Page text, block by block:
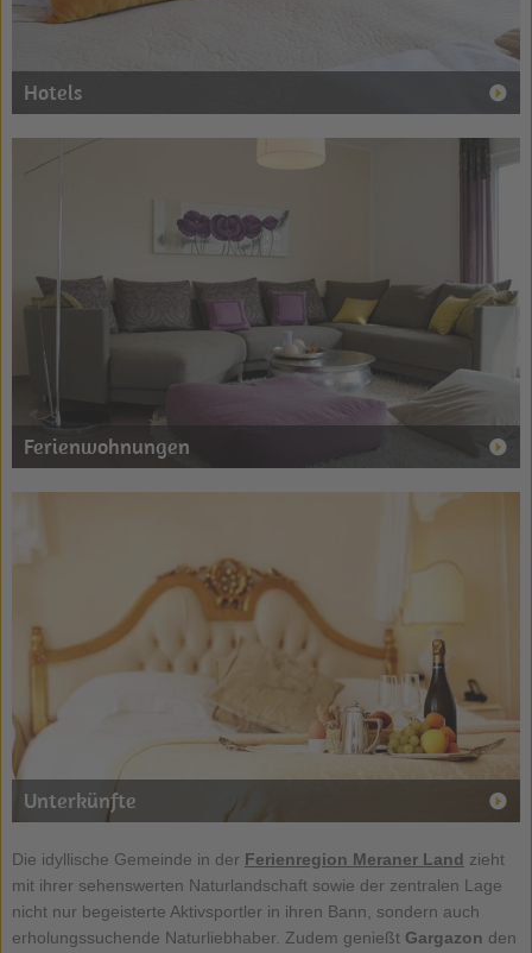
Hotels
Ferienwohnungen
Unterkünfte
Die idyllische Gemeinde in der Ferienregion Meraner Land zieht
mit ihrer sehenswerten Naturlandschaft sowie der zentralen Lage
nicht nur begeisterte Aktivsportler in ihren Bann, sondern auch
erholungssuchende Naturliebhaber. Zudem genießt Gargazon den